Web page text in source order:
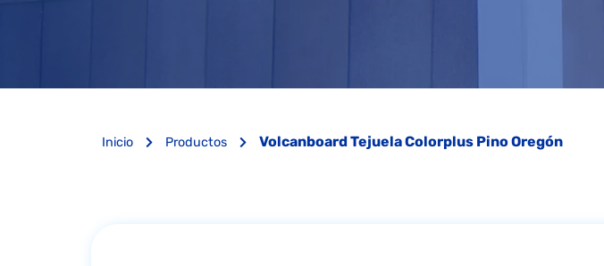
Inicio Productos Volcanboard Tejuela Colorplus Pino Oregón